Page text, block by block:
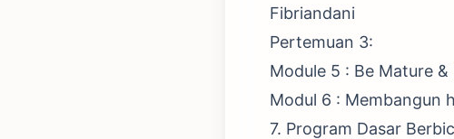
Fibriandani
Pertemuan 3:
Module 5 : Be Mature &
Modul 6 : Membangun
7. Program Dasar